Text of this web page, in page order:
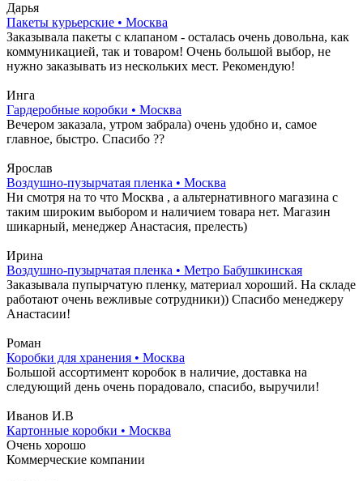
Дарья
Пакеты курьерские • Москва
Заказывала пакеты с клапаном - осталась очень довольна, как
коммуникацией, так и товаром! Очень большой выбор, не
нужно заказывать из нескольких мест. Рекомендую!
Инга
Гардеробные коробки • Москва
Вечером заказала, утром забрала) очень удобно и, самое
главное, быстро. Спасибо ??
Ярослав
Воздушно-пузырчатая пленка • Москва
Ни смотря на то что Москва , а альтернативного магазина с
таким широким выбором и наличием товара нет. Магазин
шикарный, менеджер Анастасия, прелесть)
Ирина
Воздушно-пузырчатая пленка • Метро Бабушкинская
Заказывала пупырчатую пленку, материал хороший. На складе
работают очень вежливые сотрудники)) Спасибо менеджеру
Анастасии!
Роман
Коробки для хранения • Москва
Большой ассортимент коробок в наличие, доставка на
следующий день очень порадовало, спасибо, выручили!
Иванов И.В
Картонные коробки • Москва
Очень хорошо
Коммерческие компании